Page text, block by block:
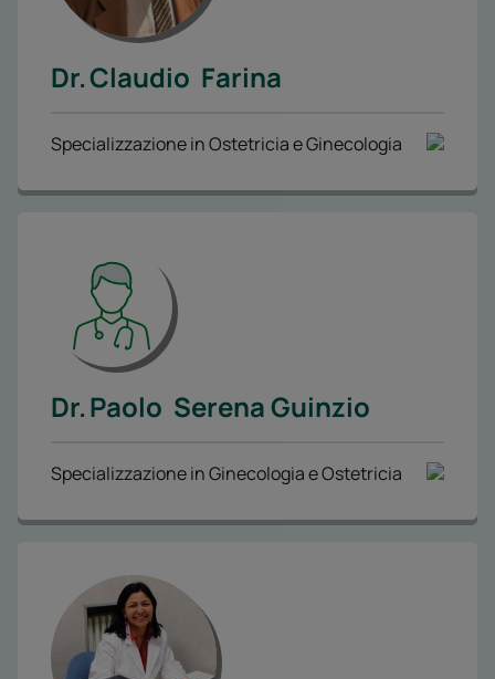
Dr.Claudio Farina
Specializzazione in Ostetricia e Ginecologia
Dr.Paolo Serena Guinzio
Specializzazione in Ginecologia e Ostetricia